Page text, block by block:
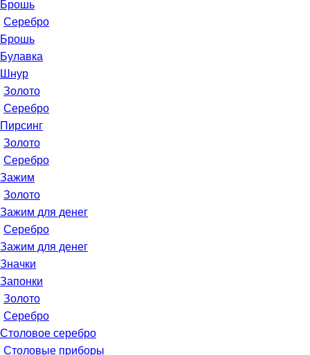
Брошь
Серебро
Брошь
Булавка
Шнур
Золото
Серебро
Пирсинг
Золото
Серебро
Зажим
Золото
Зажим для денег
Серебро
Зажим для денег
Значки
Запонки
Золото
Серебро
Столовое серебро
Столовые приборы